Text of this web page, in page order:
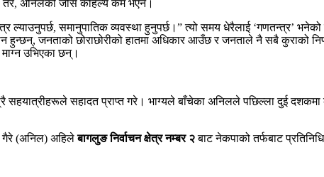
तर, अनिलको जोस कहिल्यै कम भएन।
ल्याउनुपर्छ, समानुपातिक व्यवस्था हुनुपर्छ।” त्यो समय धेरैलाई
हुन्छन्, जनताको छोराछोरीको हातमा अधिकार आउँछ र जनताले नै सबै
उभिएका छन्।
सहादत प्राप्त गरे। भाग्यले बाँचेका अनिलले पछिल्ला दुई
गैरे (अनिल) अहिलेबागलुङ निर्वाचन क्षेत्र नम्बर २बाट नेकपाको तर्फबाट